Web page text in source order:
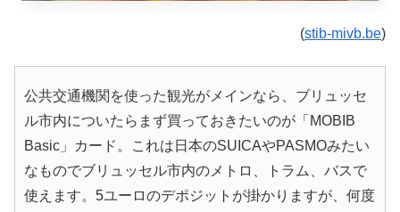
(stib-mivb.be)
公共交通機関を使った観光がメインなら、ブリュッセ
ル市内についたらまず買っておきたいのが「MOBIB
Basic」カード。これは日本のSUICAやPASMOみたい
なものでブリュッセル市内のメトロ、トラム、バスで
使えます。5ユーロのデポジットが掛かりますが、何度